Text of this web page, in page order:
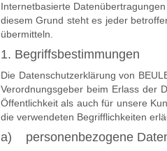
Internetbasierte
diesem Grund steht es jeder
übermitteln.
1. Begriffsbestimmungen
Die Datenschutzerklärung von
Verordnungsgeber beim Erlass der
Öffentlichkeit als auch für unsere
die verwendeten Begrifflichkeiten
a) personenbezogene